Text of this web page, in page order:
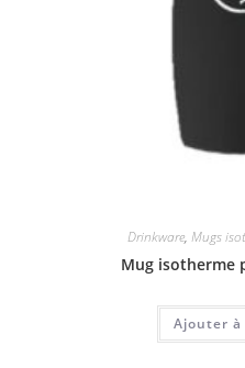
Drinkware, Mugs
Mug isotherme
Ajouter à